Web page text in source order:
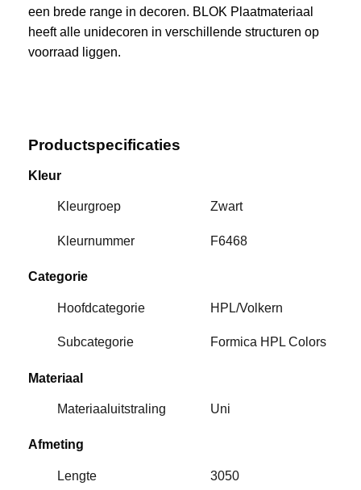
een brede range in decoren. BLOK Plaatmateriaal
heeft alle unidecoren in verschillende structuren op
voorraad liggen.
Productspecificaties
Kleur
Kleurgroep Zwart
Kleurnummer F6468
Categorie
Hoofdcategorie HPL/Volkern
Subcategorie Formica HPL Colors
Materiaal
Materiaaluitstraling Uni
Afmeting
Lengte 3050